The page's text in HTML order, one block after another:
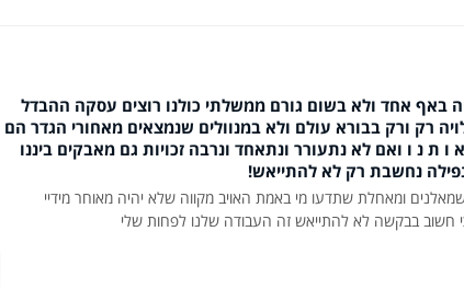
באף אחד ולא בשום גורם ממשלתי כולנו רוצים עסקה ההבדל
רק ורק בבורא עולם ולא במנוולים שנמצאים מאחורי הגדר הם
נ ו ואם לא נתעורר ונתאחד ונרבה זכויות גם מאבקים ביננו
נחשבת רק לא להתייאש!
ומאחלת שתדעו מי באמת האויב מקווה שלא יהיה מאוחר מידיי
חשוב בבקשה לא להתייאש זה העבודה שלנו לפחות שלי